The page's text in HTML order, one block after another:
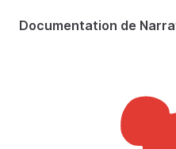
Skip to content
Documentation de